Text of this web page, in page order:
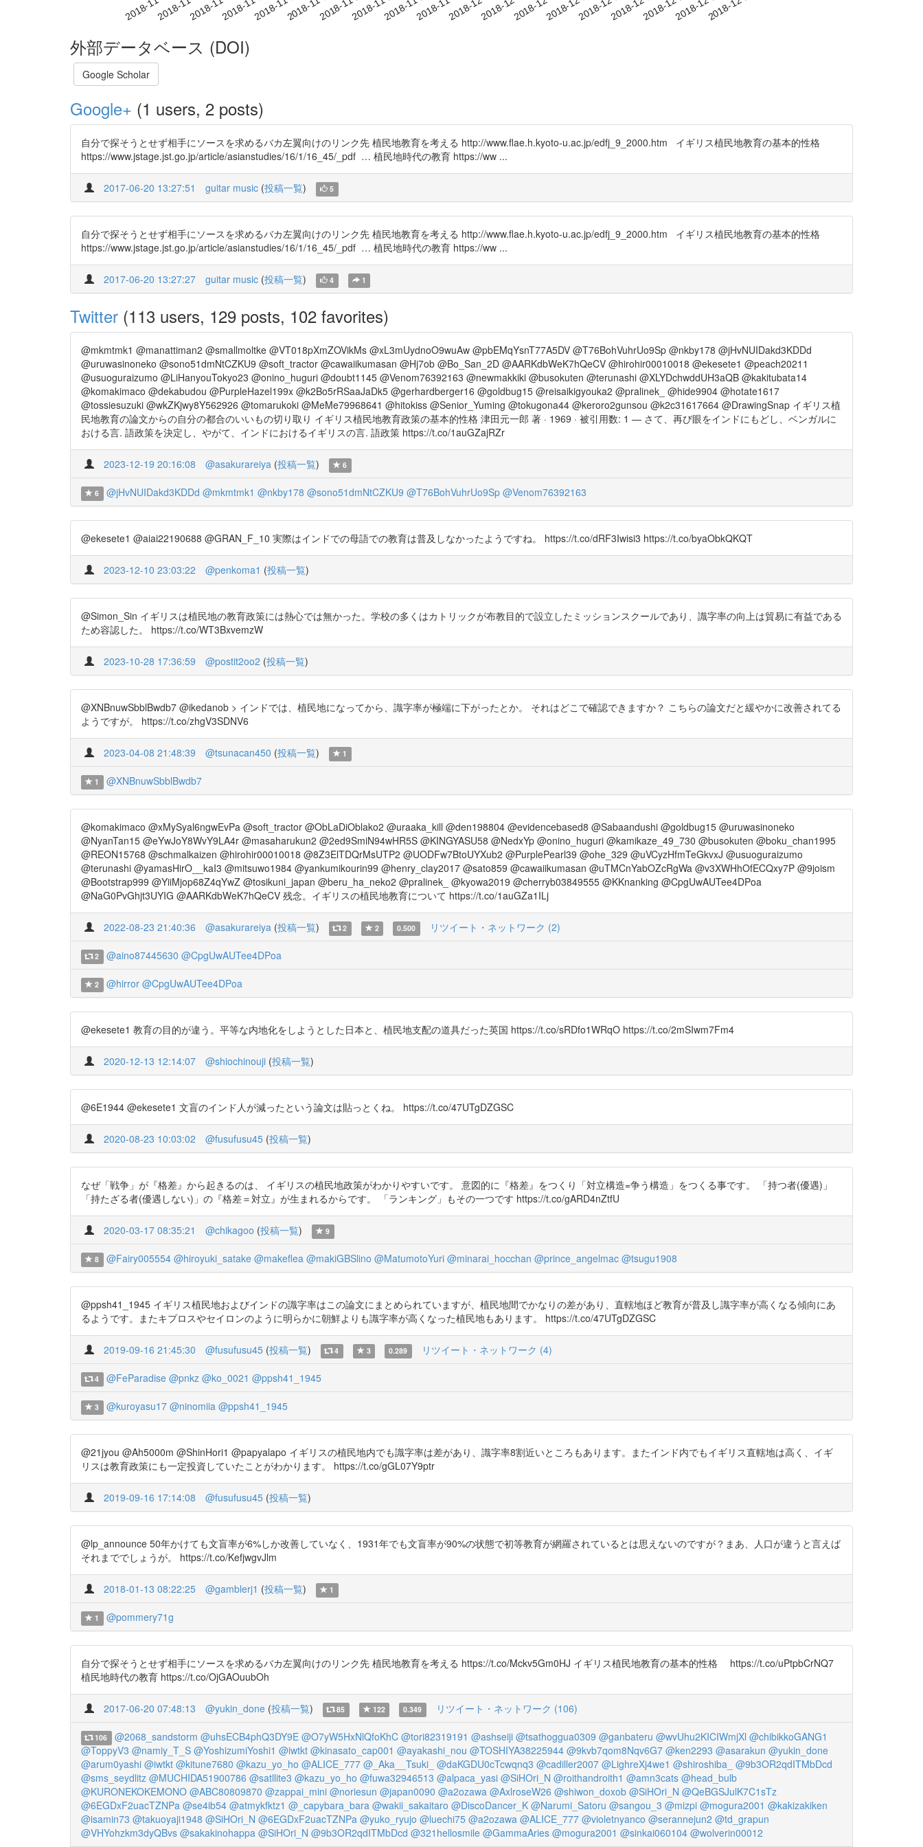
外部データベース (DOI)
Google Scholar
Google+ (1 users, 2 posts)
自分で探そうとせず相手にソースを求めるバカ左翼向けのリンク先 植民地教育を考える http://www.flae.h.kyoto-u.ac.jp/edfj_9_2000.htm イギリス植民地教育の基本的性格
https://www.jstage.jst.go.jp/article/asianstudies/16/1/16_45/_pdf … 植民地時代の教育 https://ww ...
2017-06-20 13:27:51 guitar music (投稿一覧) 5
自分で探そうとせず相手にソースを求めるバカ左翼向けのリンク先 植民地教育を考える http://www.flae.h.kyoto-u.ac.jp/edfj_9_2000.htm イギリス植民地教育の基本的性格
https://www.jstage.jst.go.jp/article/asianstudies/16/1/16_45/_pdf … 植民地時代の教育 https://ww ...
2017-06-20 13:27:27 guitar music (投稿一覧) 4 1
Twitter (113 users, 129 posts, 102 favorites)
@mkmtmk1 @manattiman2 @smallmoltke @VT018pXmZOVikMs @xL3mUydnoO9wuAw @pbEMqYsnT77A5DV @T76BohVuhrUo9Sp @nkby178 @jHvNUIDakd3KDDd
@uruwasinoneko @sono51dmNtCZKU9 @soft_tractor @cawaiikumasan @Hj7ob @Bo_San_2D @AARKdbWeK7hQeCV @hirohir00010018 @ekesete1 @peach20211
@usuoguraizumo @LiHanyouTokyo23 @onino_huguri @doubt1145 @Venom76392163 @newmakkiki @busokuten @terunashi @XLYDchwddUH3aQB @kakitubata14
@komakimaco @dekabudou @PurpleHazel199x @k2Bo5rRSaaJaDk5 @gerhardberger16 @goldbug15 @reisaikigyouka2 @pralinek_ @hide9904 @hotate1617
@tossiesuzuki @wkZKjwy8Y562926 @tomarukoki @MeMe79968641 @hitokiss @Senior_Yuming @tokugona44 @keroro2gunsou @k2c31617664 @DrawingSnap イギリス植
民地教育の論文からの自分の都合のいいもの切り取り イギリス植民地教育政策の基本的性格 津田元一郎 著 · 1969 · 被引用数: 1 — さて、再び眼をインドにもどし、ベンガルに
おける言. 語政策を決定し、やがて、インドにおけるイギリスの言. 語政策 https://t.co/1auGZajRZr
2023-12-19 20:16:08 @asakurareiya (投稿一覧) 6
6 @jHvNUIDakd3KDDd @mkmtmk1 @nkby178 @sono51dmNtCZKU9 @T76BohVuhrUo9Sp @Venom76392163
@ekesete1 @aiai22190688 @GRAN_F_10 実際はインドでの母語での教育は普及しなかったようですね。 https://t.co/dRF3Iwisi3 https://t.co/byaObkQKQT
2023-12-10 23:03:22 @penkoma1 (投稿一覧)
@Simon_Sin イギリスは植民地の教育政策には熱心では無かった。学校の多くはカトリックが布教目的で設立したミッションスクールであり、識字率の向上は貿易に有益である
ため容認した。 https://t.co/WT3BxvemzW
2023-10-28 17:36:59 @postit2oo2 (投稿一覧)
@XNBnuwSbblBwdb7 @ikedanob > インドでは、植民地になってから、識字率が極端に下がったとか。 それはどこで確認できますか？ こちらの論文だと緩やかに改善されてる
ようですが。 https://t.co/zhgV3SDNV6
2023-04-08 21:48:39 @tsunacan450 (投稿一覧) 1
1 @XNBnuwSbblBwdb7
@komakimaco @xMySyal6ngwEvPa @soft_tractor @ObLaDiOblako2 @uraaka_kill @den198804 @evidencebased8 @Sabaandushi @goldbug15 @uruwasinoneko
@NyanTan15 @eYwJoY8WvY9LA4r @masaharukun2 @2ed9SmiN94wHR5S @KINGYASU58 @NedxYp @onino_huguri @kamikaze_49_730 @busokuten @boku_chan1995
@REON15768 @schmalkaizen @hirohir00010018 @8Z3ElTDQrMsUTP2 @UODFw7BtoUYXub2 @PurplePearl39 @ohe_329 @uVCyzHfmTeGkvxJ @usuoguraizumo
@terunashi @yamasHirO__kaI3 @mitsuwo1984 @yankumikourin99 @henry_clay2017 @sato859 @cawaiikumasan @uTMCnYabOZcRgWa @v3XWHhOfECQxy7P @9joism
@Bootstrap999 @YiiMjop68Z4qYwZ @tosikuni_japan @beru_ha_neko2 @pralinek_ @kyowa2019 @cherryb03849555 @KKnanking @CpgUwAUTee4DPoa
@NaG0PvGhjt3UYIG @AARKdbWeK7hQeCV 残念。イギリスの植民地教育について https://t.co/1auGZa1ILj
2022-08-23 21:40:36 @asakurareiya (投稿一覧) 2 2 0.500 リツイート・ネットワーク (2)
2 @aino87445630 @CpgUwAUTee4DPoa
2 @hirror @CpgUwAUTee4DPoa
@ekesete1 教育の目的が違う。平等な内地化をしようとした日本と、植民地支配の道具だった英国 https://t.co/sRDfo1WRqO https://t.co/2mSIwm7Fm4
2020-12-13 12:14:07 @shiochinouji (投稿一覧)
@6E1944 @ekesete1 文盲のインド人が減ったという論文は貼っとくね。 https://t.co/47UTgDZGSC
2020-08-23 10:03:02 @fusufusu45 (投稿一覧)
なぜ「戦争」が『格差』から起きるのは、 イギリスの植民地政策がわかりやすいです。 意図的に『格差』をつくり「対立構造=争う構造」をつくる事です。 「持つ者(優遇)」
「持たざる者(優遇しない)」の『格差＝対立』が生まれるからです。 「ランキング」もその一つです https://t.co/gARD4nZtfU
2020-03-17 08:35:21 @chikagoo (投稿一覧) 9
8 @Fairy005554 @hiroyuki_satake @makeflea @makiGBSlino @MatumotoYuri @minarai_hocchan @prince_angelmac @tsugu1908
@ppsh41_1945 イギリス植民地およびインドの識字率はこの論文にまとめられていますが、植民地間でかなりの差があり、直轄地ほど教育が普及し識字率が高くなる傾向にあ
るようです。またキプロスやセイロンのように明らかに朝鮮よりも識字率が高くなった植民地もあります。 https://t.co/47UTgDZGSC
2019-09-16 21:45:30 @fusufusu45 (投稿一覧) 4 3 0.289 リツイート・ネットワーク (4)
4 @FeParadise @pnkz @ko_0021 @ppsh41_1945
3 @kuroyasu17 @ninomiia @ppsh41_1945
@21jyou @Ah5000m @ShinHori1 @papyalapo イギリスの植民地内でも識字率は差があり、識字率8割近いところもあります。またインド内でもイギリス直轄地は高く、イギ
リスは教育政策にも一定投資していたことがわかります。 https://t.co/gGL07Y9ptr
2019-09-16 17:14:08 @fusufusu45 (投稿一覧)
@lp_announce 50年かけても文盲率が6%しか改善していなく、1931年でも文盲率が90%の状態で初等教育が網羅されているとは思えないのですが？まあ、人口が違うと言えば
それまででしょうが。 https://t.co/KefjwgvJlm
2018-01-13 08:22:25 @gamblerj1 (投稿一覧) 1
1 @pommery71g
自分で探そうとせず相手にソースを求めるバカ左翼向けのリンク先 植民地教育を考える https://t.co/Mckv5Gm0HJ イギリス植民地教育の基本的性格 https://t.co/uPtpbCrNQ7
植民地時代の教育 https://t.co/OjGAOuubOh
2017-06-20 07:48:13 @yukin_done (投稿一覧) 85 122 0.349 リツイート・ネットワーク (106)
106 @2068_sandstorm @uhsECB4phQ3DY9E @O7yW5HxNlQfoKhC @tori82319191 @ashseiji @tsathoggua0309 @ganbateru @wvUhu2KICIWmjXl @chibikkoGANG1
@ToppyV3 @namiy_T_S @YoshizumiYoshi1 @iwtkt @kinasato_cap001 @ayakashi_nou @TOSHIYA38225944 @9kvb7qom8Nqv6G7 @ken2293 @asarakun @yukin_done
@arum0yashi @iwtkt @kitune7680 @kazu_yo_ho @ALICE_777 @_Aka__Tsuki_ @daKGDU0cTcwqnq3 @cadiller2007 @LighreXj4we1 @shiroshiba_ @9b3OR2qdITMbDcd
@sms_seydlitz @MUCHIDA51900786 @satllite3 @kazu_yo_ho @fuwa32946513 @alpaca_yasi @SiHOri_N @roithandroith1 @amn3cats @head_bulb
@KURONEKOKEMONO @ABC80809870 @zappai_mini @noriesun @japan0090 @a2ozawa @AxlroseW26 @shiwon_doxob @SiHOri_N @QeBGSJulK7C1sTz
@6EGDxF2uacTZNPa @se4ib54 @atmykfktz1 @_capybara_bara @wakii_sakaitaro @DiscoDancer_K @Narumi_Satoru @sangou_3 @mizpi @mogura2001 @kakizakiken
@isamin73 @takuoyaji1948 @SiHOri_N @6EGDxF2uacTZNPa @yuko_ryujo @luechi75 @a2ozawa @ALICE_777 @violetnyanco @serannejun2 @td_grapun
@VHYohzkm3dyQBvs @sakakinohappa @SiHOri_N @9b3OR2qdITMbDcd @321hellosmile @GammaAries @mogura2001 @sinkai060104 @wolverin00012